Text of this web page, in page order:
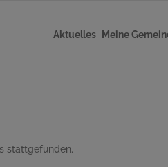
Aktuelles Meine
stattgefunden.